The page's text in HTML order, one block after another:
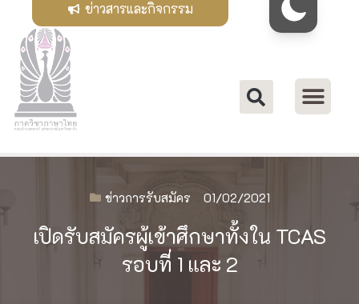
ข่าวสารและกิจกรรม
ข่าวการรับสมัคร 01/02/2021
เปิดรับสมัครผู้เข้าศึกษาทั้งใน TCAS
รอบที่ 1 และ 2